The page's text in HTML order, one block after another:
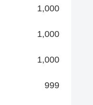
1,000
1,000
1,000
999